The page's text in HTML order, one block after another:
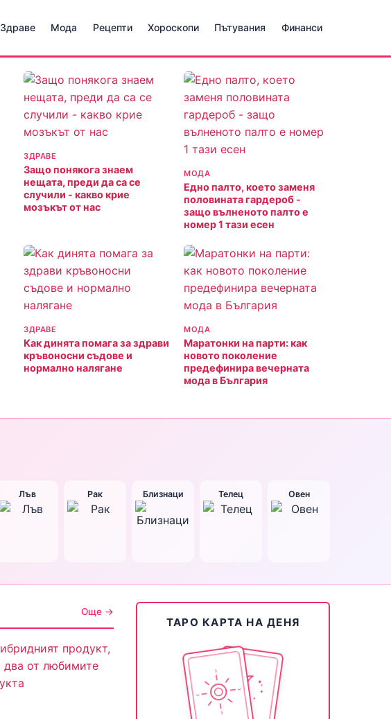
Здраве Мода Рецепти Хороскопи Пътувания Финанси
ЗДРАВЕ
Защо понякога знаем
нещата, преди да са се
случили - какво крие
мозъкът от нас
МОДА
Едно палто, което заменя
половината гардероб -
защо вълненото палто е
номер 1 тази есен
ЗДРАВЕ
Как динята помага за здрави
кръвоносни съдове и
нормално налягане
МОДА
Маратонки на парти: как
новото поколение
предефинира вечерната
мода в България
Лъв Рак Близнаци Телец Овен
Още →
ТАРО КАРТА НА ДЕНЯ